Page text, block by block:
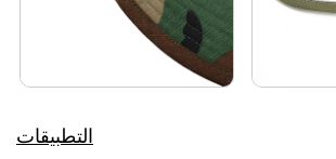
التطبيقات